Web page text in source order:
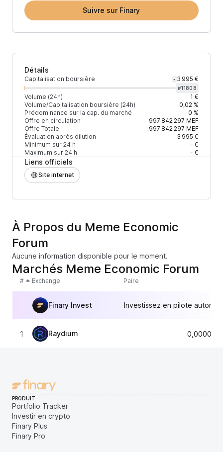
Suivre sur Finary
Détails
Capitalisation boursière - 3 995 €
#11808
Volume (24h)
1 €
Volume/Capitalisation boursière (24h)
0,02 %
Prédominance sur la cap. du marché
0 %
Offre en circulation
997 842 297 MEF
Offre Totale
997 842 297 MEF
Évaluation après dilution
3 995 €
Minimum sur 24 h
- €
Maximum sur 24 h
- €
Liens officiels
Site internet
À Propos du Meme Economic
Forum
Aucune information disponible pour le moment.
Marchés Meme Economic Forum
# Exchange Paire
Finary Invest Investissez en pilote
1 Raydium
PRODUIT
Portfolio Tracker
Investir en crypto
Finary Plus
Finary Pro